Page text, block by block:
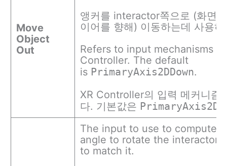
Move
Object
Out
앵커를 interactor쪽으로 (화면
이어를 향해) 이동하는데 사용
Refers to input mechanisms
Controller. The default
is PrimaryAxis2DDown.
XR Controller의 입력 메커니즘
다. 기본값은
The input to use to compute
angle to rotate the
to match it.